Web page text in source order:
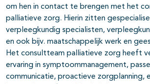
om hen in contact te brengen met het
palliatieve zorg. Hierin zitten
verpleegkundig specialisten,
en ook bijv. maatschappelijk werk en
Het consultteam palliatieve zorg heeft
ervaring in symptoommanagement,
communicatie, proactieve zorgplanning,